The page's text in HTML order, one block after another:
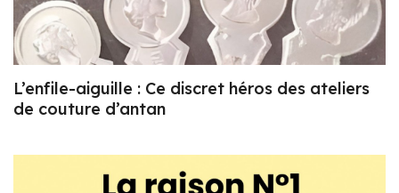
L’enfile-aiguille : Ce discret héros des ateliers
de couture d’antan